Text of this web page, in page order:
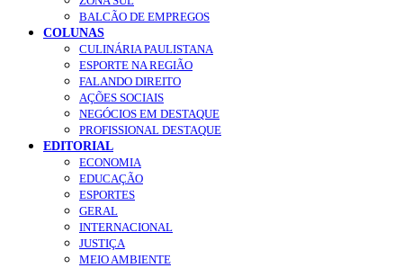
BALCÃO DE EMPREGOS
COLUNAS
CULINÁRIA PAULISTANA
ESPORTE NA REGIÃO
FALANDO DIREITO
AÇÕES SOCIAIS
NEGÓCIOS EM DESTAQUE
PROFISSIONAL DESTAQUE
EDITORIAL
ECONOMIA
EDUCAÇÃO
ESPORTES
GERAL
INTERNACIONAL
JUSTIÇA
MEIO AMBIENTE